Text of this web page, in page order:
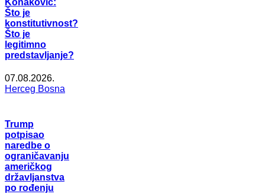
Što je
konstitutivnost?
Što je
legitimno
predstavljanje?
07.08.2026.
Herceg Bosna
Trump
potpisao
naredbe o
ograničavanju
američkog
državljanstva
po rođenju